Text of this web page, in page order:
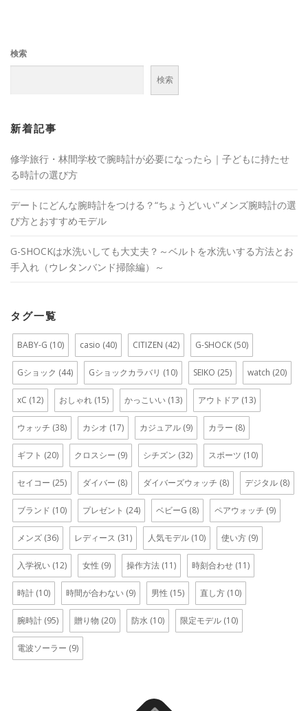
シ
検索
検索
新着記事
修学旅行・林間学校で腕時計が必要になったら｜子どもに持たせ
る時計の選び方
デートにどんな腕時計をつける？“ちょうどいい”メンズ腕時計の選
び方とおすすめモデル
G-SHOCKは水洗いしても大丈夫？～ベルトを水洗いする方法とお
手入れ（ウレタンバンド掃除編）～
タグ一覧
BABY-G (10) casio (40) CITIZEN (42) G-SHOCK (50)
Gショック (44) Gショックカラバリ (10) SEIKO (25) watch (20)
xC (12) おしゃれ (15) かっこいい (13) アウトドア (13)
ウォッチ (38) カシオ (17) カジュアル (9) カラー (8)
ギフト (20) クロスシー (9) シチズン (32) スポーツ (10)
セイコー (25) ダイバー (8) ダイバーズウォッチ (8) デジタル (8)
ブランド (10) プレゼント (24) ベビーG (8) ペアウォッチ (9)
メンズ (36) レディース (31) 人気モデル (10) 使い方 (9)
入学祝い (12) 女性 (9) 操作方法 (11) 時刻合わせ (11)
時計 (10) 時間が合わない (9) 男性 (15) 直し方 (10)
腕時計 (95) 贈り物 (20) 防水 (10) 限定モデル (10)
電波ソーラー (9)